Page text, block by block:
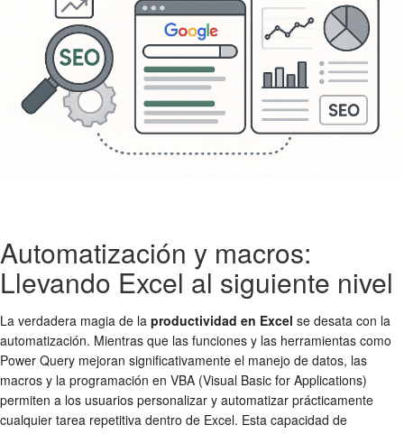
Automatización y macros:
Llevando Excel al siguiente nivel
La verdadera magia de la productividad en Excel se desata con la
automatización. Mientras que las funciones y las herramientas como
Power Query mejoran significativamente el manejo de datos, las
macros y la programación en VBA (Visual Basic for Applications)
permiten a los usuarios personalizar y automatizar prácticamente
cualquier tarea repetitiva dentro de Excel. Esta capacidad de